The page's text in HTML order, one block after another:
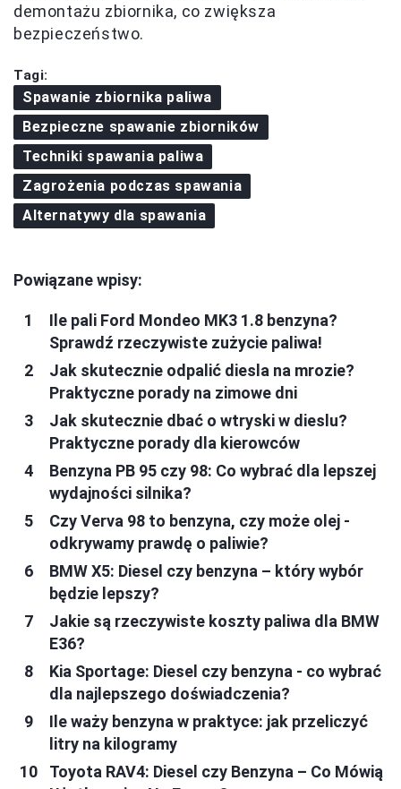
demontażu zbiornika, co zwiększa
bezpieczeństwo.
Tagi:
Spawanie zbiornika paliwa
Bezpieczne spawanie zbiorników
Techniki spawania paliwa
Zagrożenia podczas spawania
Alternatywy dla spawania
Powiązane wpisy:
Ile pali Ford Mondeo MK3 1.8 benzyna?
Sprawdź rzeczywiste zużycie paliwa!
Jak skutecznie odpalić diesla na mrozie?
Praktyczne porady na zimowe dni
Jak skutecznie dbać o wtryski w dieslu?
Praktyczne porady dla kierowców
Benzyna PB 95 czy 98: Co wybrać dla lepszej
wydajności silnika?
Czy Verva 98 to benzyna, czy może olej -
odkrywamy prawdę o paliwie?
BMW X5: Diesel czy benzyna – który wybór
będzie lepszy?
Jakie są rzeczywiste koszty paliwa dla BMW
E36?
Kia Sportage: Diesel czy benzyna - co wybrać
dla najlepszego doświadczenia?
Ile waży benzyna w praktyce: jak przeliczyć
litry na kilogramy
Toyota RAV4: Diesel czy Benzyna – Co Mówią